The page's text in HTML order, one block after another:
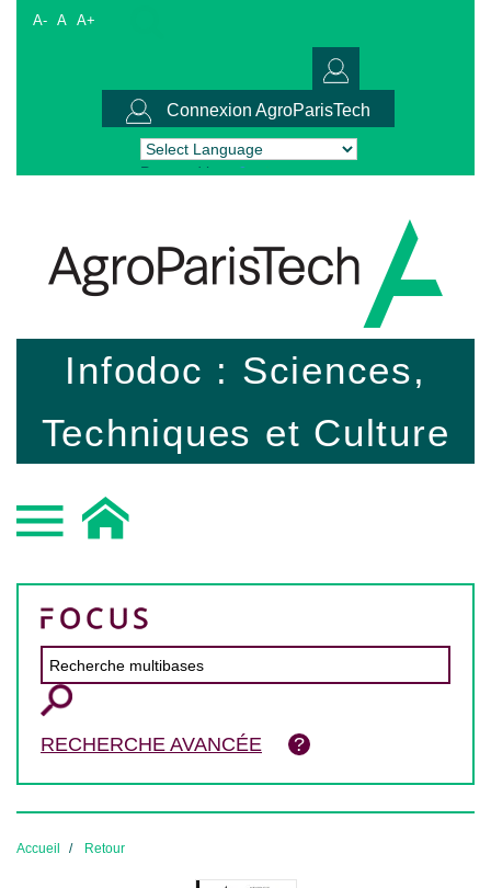
A- A A+
Connexion AgroParisTech
Powered by Translate
Infodoc : Sciences,
Techniques et Culture
RECHERCHE AVANCÉE
Accueil Retour